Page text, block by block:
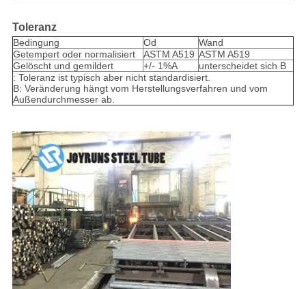
Toleranz
Bedingung Od
Wand
Getempert oder normalisiert
ASTM A519 ASTM A519
Gelöscht und gemildert
+/- 1%A
unterscheidet sich B
: Toleranz ist typisch aber nicht standardisiert.
B: Veränderung hängt vom Herstellungsverfahren und vom
Außendurchmesser ab.